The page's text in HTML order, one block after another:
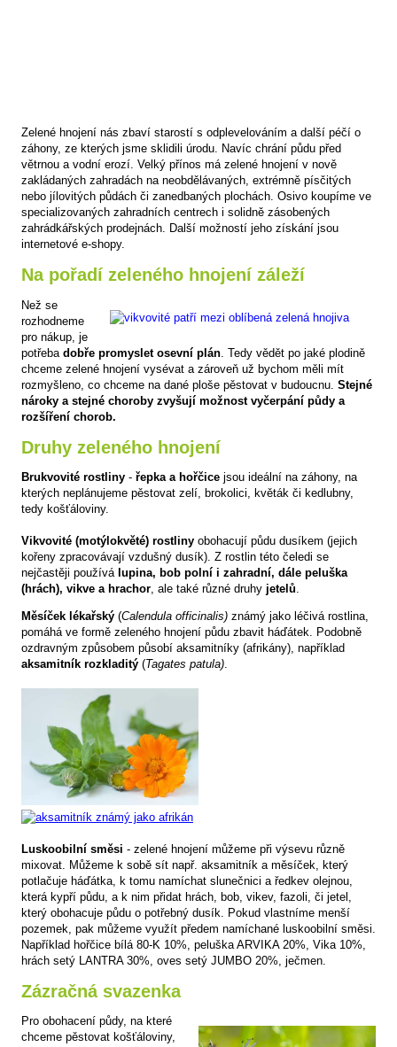
Zelené hnojení nás zbaví starostí s odplevelováním a další péčí o
záhony, ze kterých jsme sklidili úrodu. Navíc chrání půdu před
větrnou a vodní erozí. Velký přínos má zelené hnojení v nově
zakládaných zahradách na neobdělávaných, extrémně písčitých
nebo jílovitých půdách či zanedbaných plochách. Osivo koupíme ve
specializovaných zahradních centrech i solidně zásobených
zahrádkářských prodejnách. Další možností jeho získání jsou
internetové e-shopy.
Na pořadí zeleného hnojení záleží
Než se
rozhodneme
pro nákup, je
potřeba dobře promyslet osevní plán . Tedy vědět po jaké plodině
chceme zelené hnojení vysévat a zároveň už bychom měli mít
rozmyšleno, co chceme na dané ploše pěstovat v budoucnu. Stejné
nároky a stejné choroby zvyšují možnost vyčerpání půdy a
rozšíření chorob.
Druhy zeleného hnojení
Brukvovité rostliny - řepka a hořčice jsou ideální na záhony, na
kterých neplánujeme pěstovat zelí, brokolici, květák či kedlubny,
tedy košťáloviny.
Vikvovité (motýlokvěté) rostliny obohacují půdu dusíkem (jejich
kořeny zpracovávají vzdušný dusík). Z rostlin této čeledi se
nejčastěji používá lupina, bob polní i zahradní, dále peluška
(hrách), vikve a hrachor , ale také různé druhy jetelů
Měsíček lékařský (Calendula officinalis) známý jako léčivá rostlina,
pomáhá ve formě zeleného hnojení půdu zbavit háďátek. Podobně
ozdravným způsobem působí aksamitníky (afrikány), například
aksamitník rozkladitý (Tagates patula)
Luskoobilní směsi - zelené hnojení můžeme při výsevu různě
mixovat. Můžeme k sobě sít např. aksamitník a měsíček, který
potlačuje háďátka, k tomu namíchat slunečnici a ředkev olejnou,
která kypří půdu, a k nim přidat hrách, bob, vikev, fazoli, či jetel,
který obohacuje půdu o potřebný dusík. Pokud vlastníme menší
pozemek, pak můžeme využít předem namíchané luskoobilní směsi.
Například hořčice bílá 80-K 10%, peluška ARVIKA 20%, Vika 10%,
hrách setý LANTRA 30%, oves setý JUMBO 20%, ječmen.
Zázračná svazenka
Pro obohacení půdy, na které
chceme pěstovat košťáloviny,